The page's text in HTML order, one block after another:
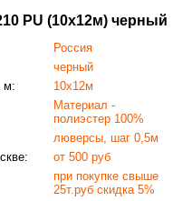
PU (10х12м) черный
Россия
черный
м:
10х12м
Материал -
полиэстер 100%
люверсы, шаг 0,5м
от 500 руб
при покупке свыше
25т.руб скидка 5%